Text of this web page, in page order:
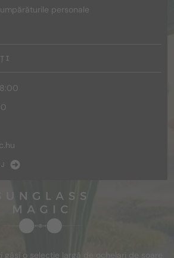
personale
găsi o selecție largă de ochelari de soare